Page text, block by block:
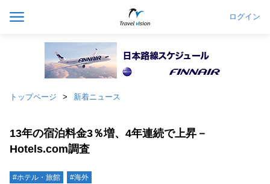
ログイン
トップページ 新着ニュース
13年の宿泊料金3％増、4年連続で上昇－
Hotels.com調査
#ホテル・旅館 #海外